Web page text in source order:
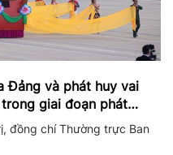
Đảng và phát huy vai
giai đoạn phát
đồng chí Thường trực Ban